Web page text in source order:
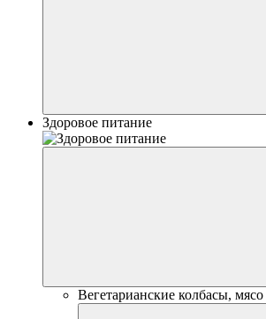
Здоровое питание
Вегетарианские колбасы,